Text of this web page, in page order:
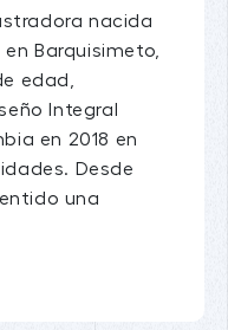
nacida
Barquisimeto,
edad,
Integral
en 2018 en
Desde
una